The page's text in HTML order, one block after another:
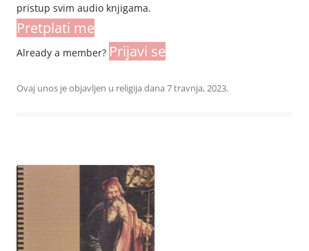
pristup svim audio knjigama.
Pretplati me
Already a member? Prijavi se
Ovaj unos je objavljen u religija dana 7 travnja, 2023.